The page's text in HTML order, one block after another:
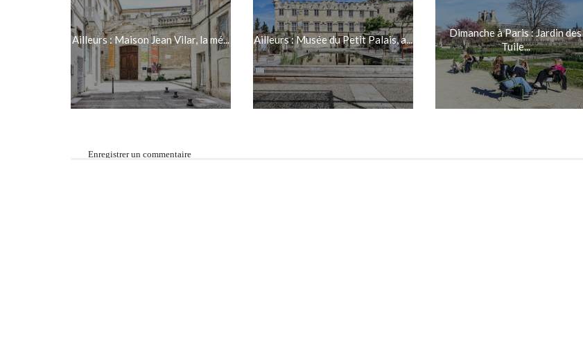
Ailleurs : Maison Jean Vilar, la mé... Ailleurs : Musée du Petit Palais, a...
Dimanche à Paris : Jardin des
Tuile...
Enregistrer un commentaire